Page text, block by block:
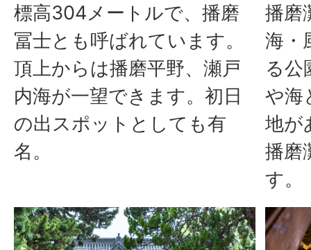
標高304メートルで、播磨
冨士とも呼ばれています。
頂上からは播磨平野、瀬戸
内海が一望できます。初日
の出スポットとしても有
名。
播磨
海・
る公
や海
地が
播磨
す。